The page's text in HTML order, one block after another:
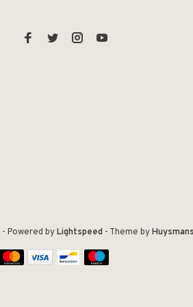
- Powered byLightspeed- Theme by